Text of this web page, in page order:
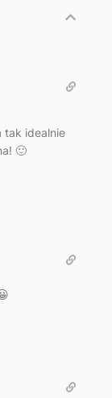
tak idealnie
🙂